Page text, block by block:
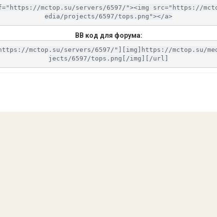
mctop.su/servers/6597/"><img src="https://
edia/projects/6597/tops.png"></a>
BB код для форума:
mctop.su/servers/6597/"][img]https://mctop.su/
jects/6597/tops.png[/img][/url]